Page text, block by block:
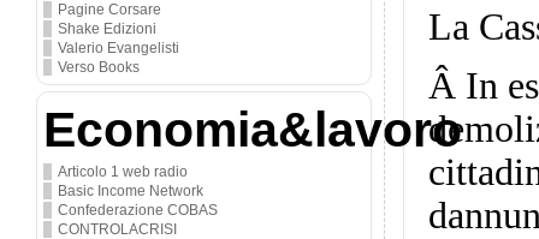
Pagine Corsare
Shake Edizioni
Valerio Evangelisti
Verso Books
Economia&lavoro
Articolo 1 web radio
Basic Income Network
Confederazione COBAS
CONTROLACRISI
La
Â In